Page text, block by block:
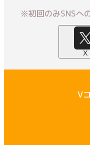
※初回のみSNSへ
X
V